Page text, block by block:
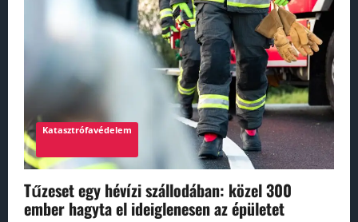
Katasztrófavédelem
Tűzeset egy hévízi szállodában: közel 300
ember hagyta el ideiglenesen az épületet